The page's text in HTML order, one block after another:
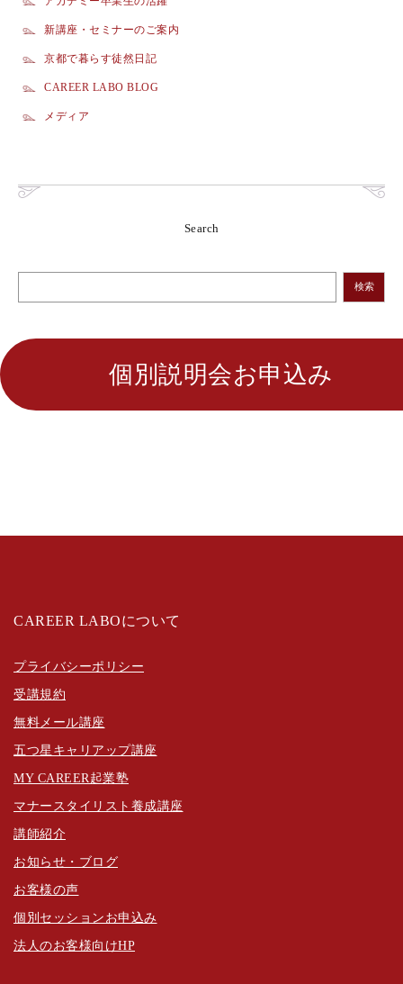
新講座・セミナーのご案内
京都で暮らす徒然日記
CAREER LABO BLOG
メディア
Search
検索
個別説明会お申込み
CAREER LABOについて
プライバシーポリシー
受講規約
無料メール講座
五つ星キャリアップ講座
MY CAREER起業塾
マナースタイリスト養成講座
講師紹介
お知らせ・ブログ
お客様の声
個別セッションお申込み
法人のお客様向けHP